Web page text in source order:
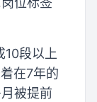
10段以上
在7年的
被提前